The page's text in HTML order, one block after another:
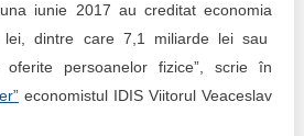
– owned enterprises
local policies in Moldova
iunie 2017 au creditat economia
dintre care 7,1 miliarde lei sau
persoanelor fizice”, scrie în
economistul IDIS Viitorul Veaceslav